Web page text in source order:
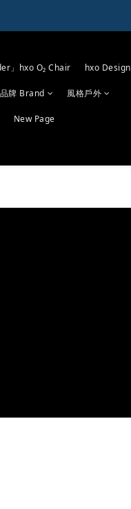
」hxo O₂ Chair hxo Design
品牌 Brand 風格戶外
New Page